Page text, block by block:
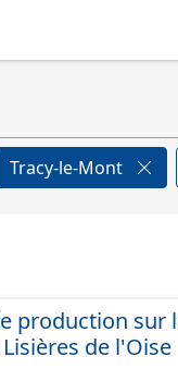
Tracy-le-Mont
production sur
de l'Oise